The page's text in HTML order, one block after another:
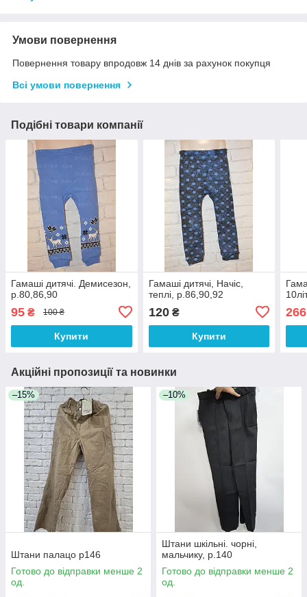
Умови повернення
Повернення товару впродовж 14 днів за рахунок покупця
Всі умови повернення
Подібні товари компанії
Гамаші дитячі. Демисезон,
р.80,86,90
95 ₴ 100 ₴
Купити
Гамаші дитячі, Начіс,
теплі, р.86,90,92
120₴
Купити
266
Акційні пропозиції та новинки
–15%
Штани палацо р146
Готово до відправки менше 2
од.
–10%
Штани шкільні. чорні,
мальчику, р.140
Готово до відправки менше 2
од.